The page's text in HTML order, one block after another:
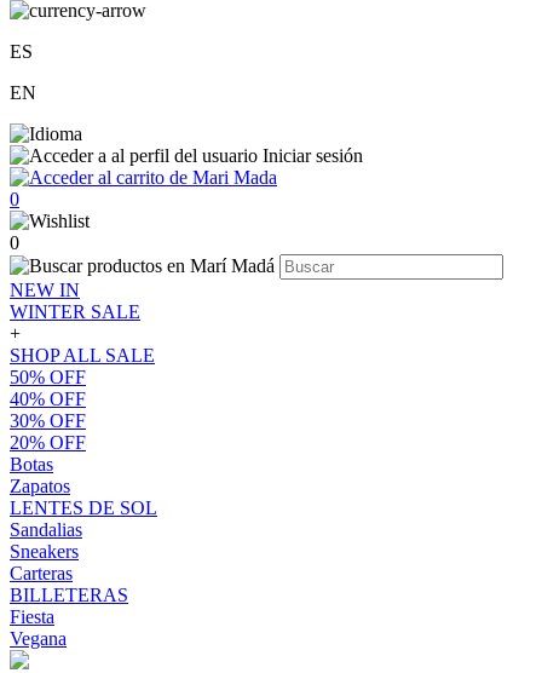
ES
EN
Iniciar sesión
0
0
NEW IN
WINTER SALE
+
SHOP ALL SALE
50% OFF
40% OFF
30% OFF
20% OFF
Botas
Zapatos
LENTES DE SOL
Sandalias
Sneakers
Carteras
BILLETERAS
Fiesta
Vegana